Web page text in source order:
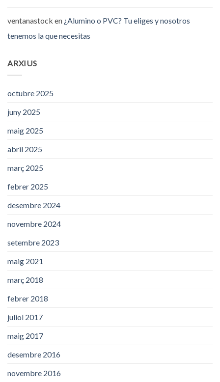
ventanastock en ¿Alumino o PVC? Tu eliges y nosotros
tenemos la que necesitas
ARXIUS
octubre 2025
juny 2025
maig 2025
abril 2025
març 2025
febrer 2025
desembre 2024
novembre 2024
setembre 2023
maig 2021
març 2018
febrer 2018
juliol 2017
maig 2017
desembre 2016
novembre 2016